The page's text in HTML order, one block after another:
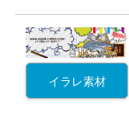
イラレ素材